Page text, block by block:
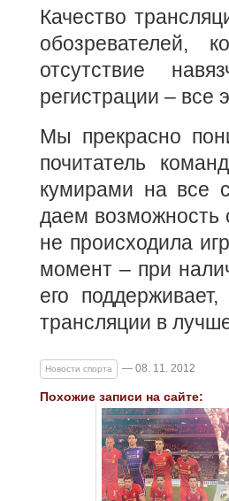
Качество
обозревателей,
отсутствие
регистрации – все
Мы прекрасно
почитатель
кумирами на все
даем возможность
не происходила
момент – при
его
трансляции в
Новости спорта — 08. 11. 2012
Похожие записи на сайте: